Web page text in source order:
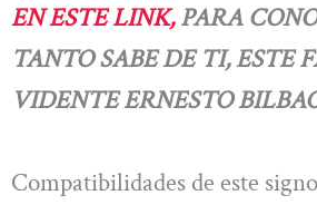
EN ESTE LINK,PARA
TANTO SABE DE TI, ESTE
VIDENTE ERNESTO
Compatibilidades de este